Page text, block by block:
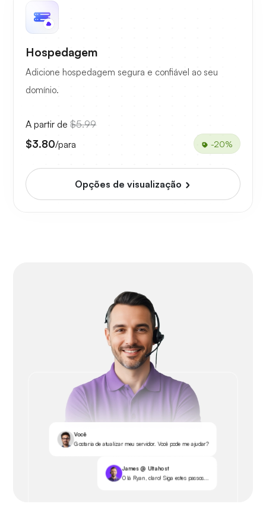
Hospedagem
Adicione hospedagem segura e confiável ao seu
domínio.
A partir de $5.99
$3.80/para -20%
Opções de visualização
Você
Gostaria de atualizar meu servidor. Você pode me ajudar?
James @ Ultahost
Olá Ryan, claro! Siga estes passos...